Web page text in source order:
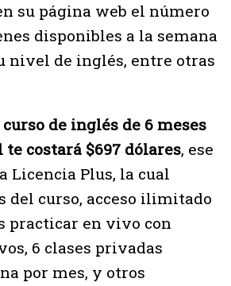
su página web el número
disponibles a la semana
nivel de inglés, entre otras
de inglés de 6 meses
costará $697 dólares, ese
Licencia Plus, la cual
del curso, acceso ilimitado
practicar en vivo con
6 clases privadas
por mes, y otros